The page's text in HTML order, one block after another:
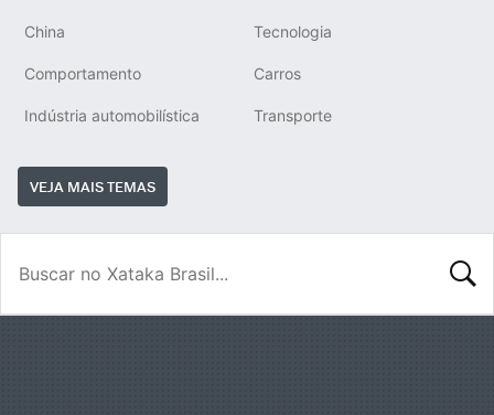
China Tecnologia
Comportamento Carros
Indústria automobilística Transporte
VEJA MAIS TEMAS